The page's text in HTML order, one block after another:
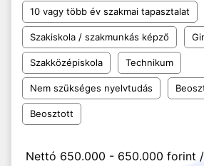
10 vagy több év szakmai tapasztalat
Szakiskola / szakmunkás képző
Szakközépiskola Technikum
Nem szükséges nyelvtudás
Beosztott
Nettó 650.000 - 650.000 forint